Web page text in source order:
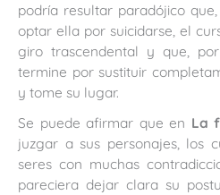
podría resultar paradójico
optar ella por suicidarse, el
giro trascendental y que,
termine por sustituir
y tome su lugar.
Se puede afirmar que en La
juzgar a sus personajes, los
seres con muchas
pareciera dejar clara su